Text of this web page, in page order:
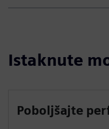
Istaknute
Poboljšajte